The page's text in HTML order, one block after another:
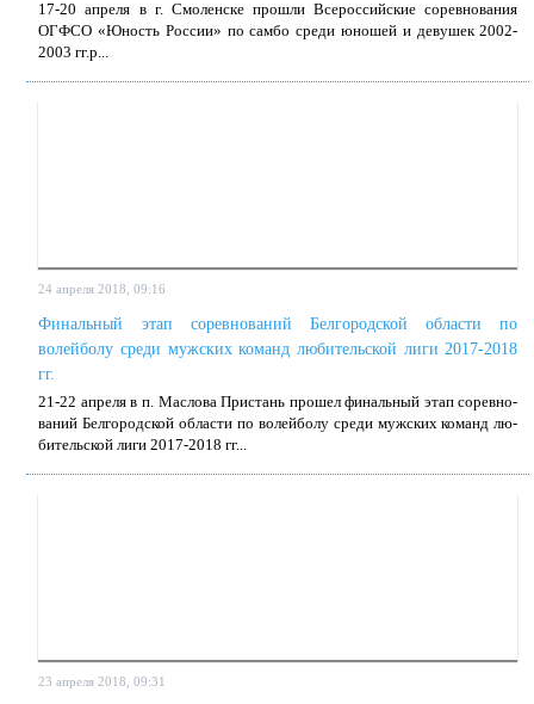
17-20 ап­ре­ля в г. Смо­лен­ске про­шли Все­рос­сий­ские со­рев­но­ва­ния
ОГФСО «Юность Рос­сии» по сам­бо сре­ди юно­шей и де­ву­шек 2002-
2003 гг.р...
24 апреля 2018, 09:16
Финальный этап соревнований Белгородской области по
волейболу среди мужских команд любительской лиги 2017-2018
гг.
21-22 ап­ре­ля в п. Мас­ло­ва При­стань про­шел финаль­ный этап со­рев­но­
ва­ний Бел­го­род­ской об­ла­сти по во­лей­бо­лу сре­ди муж­ских ко­манд лю­
би­тель­ской ли­ги 2017-2018 гг...
23 апреля 2018, 09:31